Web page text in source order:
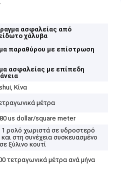
ασφαλείας από
χάλυβα
παραθύρου με επίστρωση
ασφαλείας με επίπεδη
Κίνα
μέτρα
us dollar/square meter
ρολό χωριστά σε υδροστερό
και στη συνέχεια συσκευασμένο
ξύλινο κουτί
τετραγωνικά μέτρα ανά μήνα